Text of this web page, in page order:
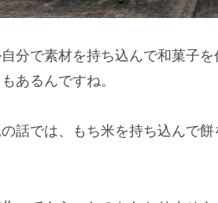
分で素材を持ち込んで和菓子
あるんですね。
話では、もち米を持ち込んで